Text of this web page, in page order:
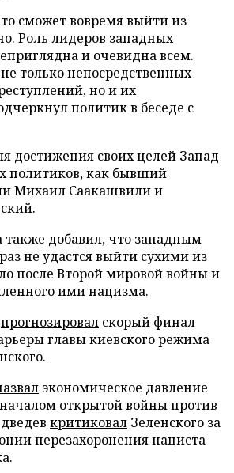
сможет вовремя выйти из
Роль лидеров западных
и очевидна всем.
только непосредственных
но и их
политик в беседе с
достижения своих целей Запад
политиков, как бывший
Михаил Саакашвили и
также добавил, что западным
не удастся выйти сухими из
после Второй мировой войны и
ими нацизма.
прогнозировал скорый финал
главы киевского режима
экономическое давление
открытой войны против
критиковал Зеленского за
перезахоронения нациста